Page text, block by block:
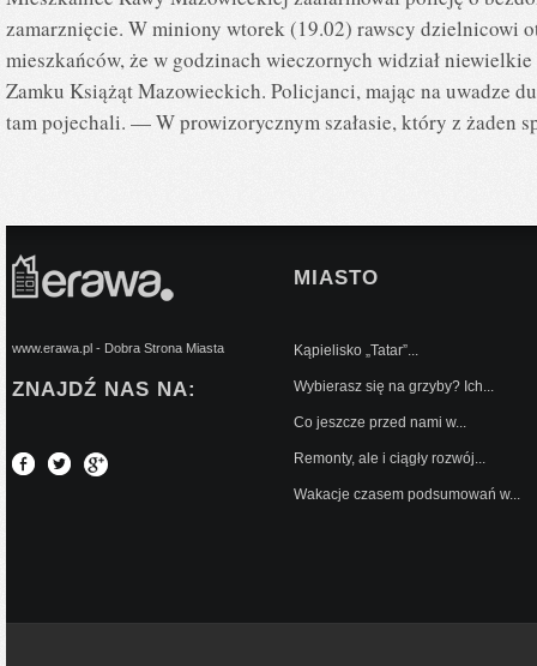
zamarznięcie. W miniony wtorek (19.02) rawscy dzielnicowi
mieszkańców, że w godzinach wieczornych widział
Zamku Książąt Mazowieckich. Policjanci, mając na uwadze
tam pojechali. — W prowizorycznym szałasie, który z żaden
www.erawa.pl - Dobra Strona Miasta
ZNAJDŹ NAS NA:
MIASTO
Kąpielisko „Tatar”...
Wybierasz się na grzyby? Ich...
Co jeszcze przed nami w...
Remonty, ale i ciągły rozwój...
Wakacje czasem podsumowań w...